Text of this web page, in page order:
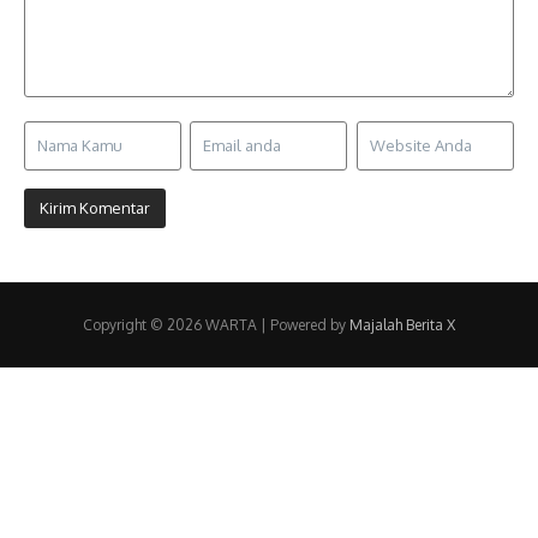
Copyright © 2026 WARTA | Powered by Majalah Berita X